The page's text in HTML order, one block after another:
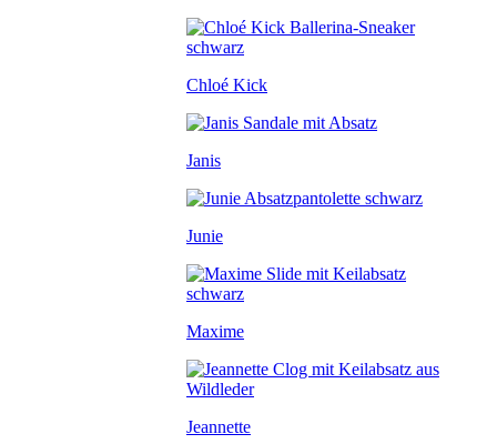
Chloé Kick
Janis
Junie
Maxime
Jeannette